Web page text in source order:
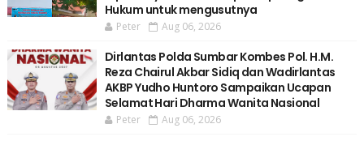
Hukum untuk mengusutnya
Peter Aug 06, 2026
Dirlantas Polda Sumbar Kombes Pol. H.M.
Reza Chairul Akbar Sidiq dan Wadirlantas
AKBP Yudho Huntoro Sampaikan Ucapan
Selamat Hari Dharma Wanita Nasional
Peter Aug 06, 2026